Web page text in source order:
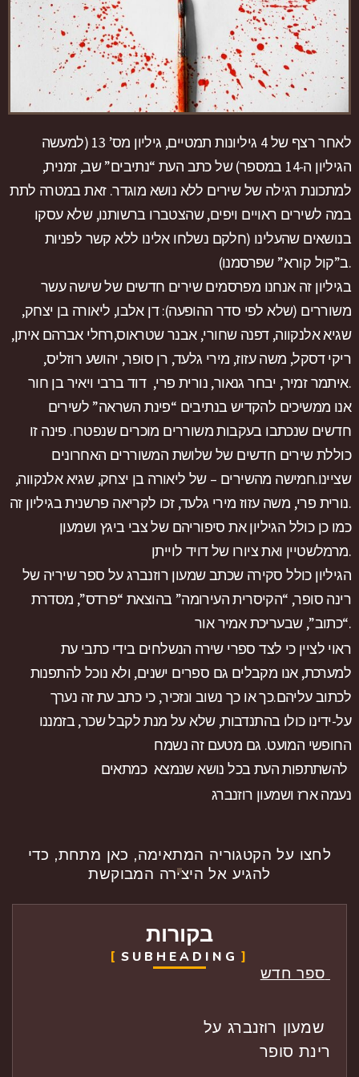
לאחר רצף של 4 גיליונות תמטיים, גיליון מס’ 13 (למעשה
הגיליון ה-14 במספר) של כתב העת “נתיבים” שב, זמנית,
למתכונת רגילה של שירים ללא נושא מוגדר. זאת במטרה לתת
במה לשירים ראויים ויפים, שהצטברו ברשותנו, שלא עסקו
בנושאים שהעלינו (חלקם נשלחו אלינו ללא קשר לפניות
ב”קול קורא” שפרסמנו).
בגיליון זה אנחנו מפרסמים שירים חדשים של שישה עשר
משוררים (שלא לפי סדר ההופעה): דן אלבו, ליאורה בן יצחק,
שגיא אלנקווה, דפנה שחורי, אבנר שטראוס,רחלי אברהם איתן,
ריקי דסקל, משה עזוז, מירי גלעד, רן סופר, יהושע רוזליס,
איתמר זמיר, יבחר גנאור, נורית פרי, דוד ברבי ויאיר בן חור.
אנו ממשיכים להקדיש בנתיבים “פינת השראה” לשירים
חדשים שנכתבו בעקבות משוררים מוכרים שנפטרו. פינה זו
כוללת שירים חדשים של שלושת המשוררים האחרונים
שציינו.חמישה מהשירים – של ליאורה בן יצחק, שגיא אלנקווה,
נורית פרי, משה עזוז מירי גלעד, זכו לקריאה פרשנית בגיליון זה.
כמו כן כולל הגיליון את סיפוריהם של צבי ביגץ ושמעון
מרמלשטיין ואת ציורו של דויד לוייתן.
הגיליון כולל סקירה שכתב שמעון רוזנברג על ספר שיריה של
רינה סופר, “הקיסרית העירומה” בהוצאת “פרדס”, מסדרת
“כתוב”, שבעריכת אמיר אור.
ראוי לציין כי לצד ספרי שירה הנשלחים בידי כתבי עת
למערכת, אנו מקבלים גם ספרים ישנים, ולא נוכל להתפנות
לכתוב עליהם.כך או כך נשוב ונזכיר, כי כתב עת זה נערך
על-ידינו כולו בהתנדבות, שלא על מנת לקבל שכר, בזמננו
החופשי המועט. גם מטעם זה נשמח
להשתתפות העת בכל נושא שנמצא כמתאים
נעמה ארז ושמעון רוזנברג
לחצו על הקטגוריה המתאימה, כאן מתחת, כדי
להגיע אל היצירה המבוקשת
בקורות
SUBHEADING
רינת סופר